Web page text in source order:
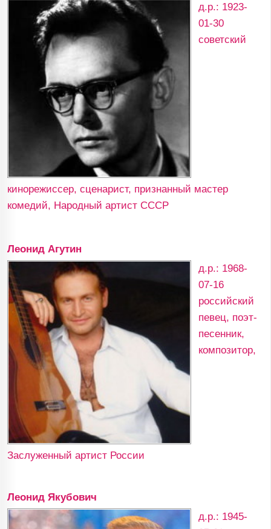
д.р.: 1923-
01-30
советский
кинорежиссер, сценарист, признанный мастер
комедий, Народный артист СССР
Леонид Агутин
д.р.: 1968-
07-16
российский
певец, поэт-
песенник,
композитор,
Заслуженный артист России
Леонид Якубович
д.р.: 1945-